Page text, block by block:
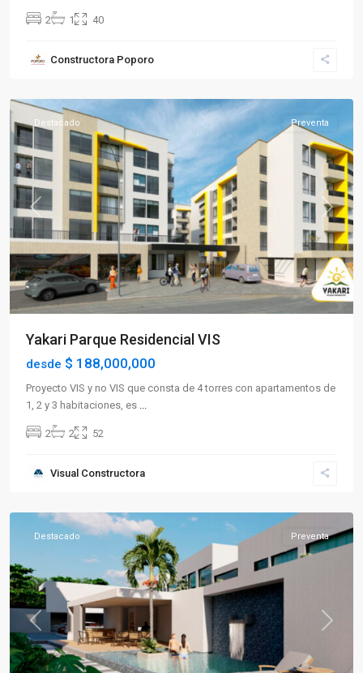
2 1 40
Constructora Poporo
Occidente,
Previous Next
Destacado Preventa
Yakari Parque Residencial VIS
desde $ 188,000,000
Proyecto VIS y no VIS que consta de 4 torres con apartamentos de
1, 2 y 3 habitaciones, es ...
2 2 52
Visual Constructora
Previous Next
Destacado Preventa